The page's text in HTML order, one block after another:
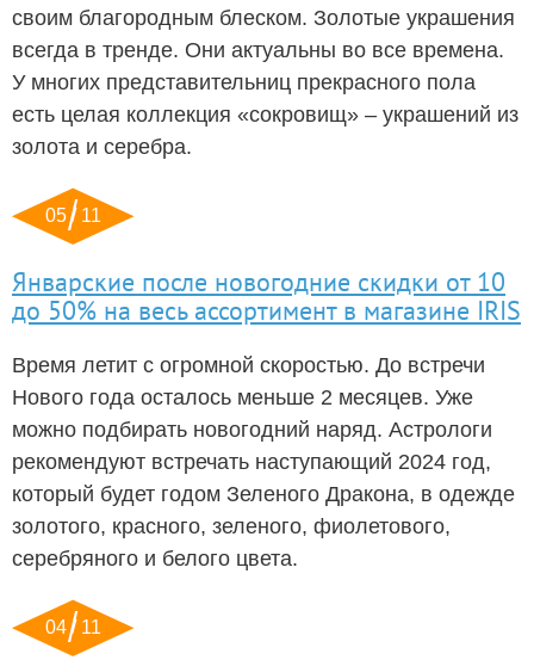
своим благородным блеском. Золотые украшения
всегда в тренде. Они актуальны во все времена.
У многих представительниц прекрасного пола
есть целая коллекция «сокровищ» – украшений из
золота и серебра.
05 / 11
Январские после новогодние скидки от 10
до 50% на весь ассортимент в магазине IRIS
Время летит с огромной скоростью. До встречи
Нового года осталось меньше 2 месяцев. Уже
можно подбирать новогодний наряд. Астрологи
рекомендуют встречать наступающий 2024 год,
который будет годом Зеленого Дракона, в одежде
золотого, красного, зеленого, фиолетового,
серебряного и белого цвета.
04 / 11